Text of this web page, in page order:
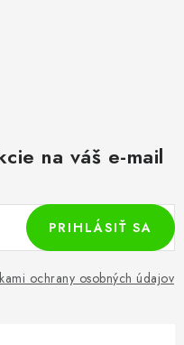
na váš e-mail
ochrany osobných údajov
PRIHLÁSIŤ SA